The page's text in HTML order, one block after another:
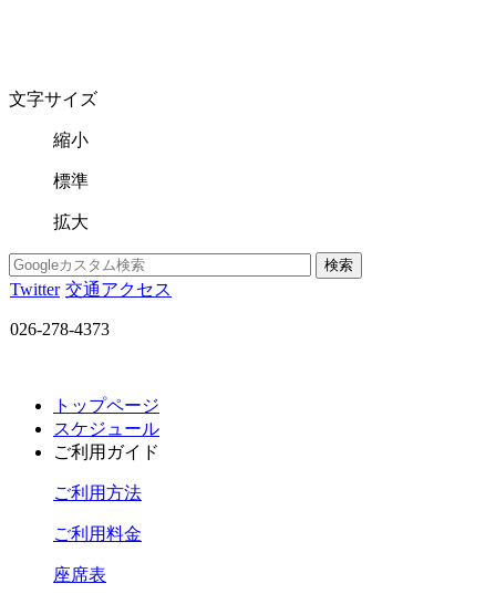
文字サイズ
縮小
標準
拡大
Twitter 交通アクセス
026-278-4373
トップページ
スケジュール
ご利用ガイド
ご利用方法
ご利用料金
座席表